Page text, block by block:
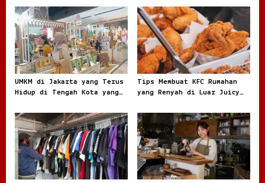
n
Besar
UMKM di Jakarta yang Terus
Hidup di Tengah Kota yang
Tips Membuat KFC Rumahan
yang Renyah di Luar Juicy